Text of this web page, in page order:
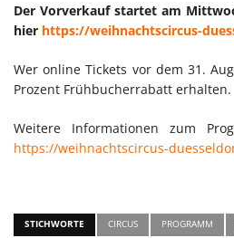
Der Vorverkauf startet am
hier https://weihnachtscircus-
Wer online Tickets vor dem 31.
Prozent Frühbucherrabatt erhalten.
Weitere Informationen zum
https://weihnachtscircus-
STICHWORTE CIRCUS PROGRAMM